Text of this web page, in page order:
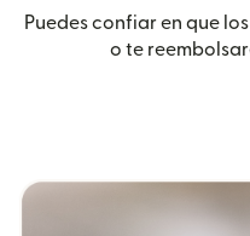
Puedes confiar en que
o te